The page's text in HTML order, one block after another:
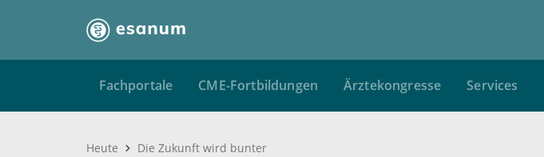
Fachportale CME-Fortbildungen Ärztekongresse Services
Heute Die Zukunft wird bunter